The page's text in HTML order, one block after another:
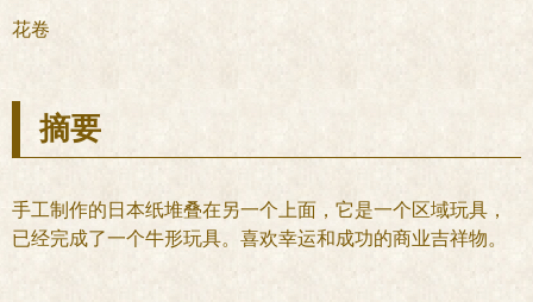
花卷
摘要
手工制作的日本纸堆叠在另一个上面，它是一个区域玩具，
已经完成了一个牛形玩具。喜欢幸运和成功的商业吉祥物。